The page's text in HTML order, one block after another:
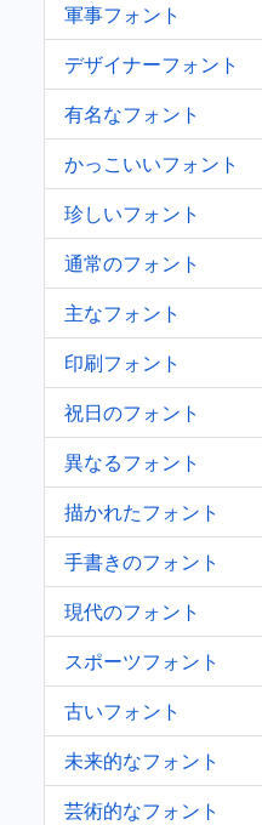
軍事フォント
デザイナーフォント
有名なフォント
かっこいいフォント
珍しいフォント
通常のフォント
主なフォント
印刷フォント
祝日のフォント
異なるフォント
描かれたフォント
手書きのフォント
現代のフォント
スポーツフォント
古いフォント
未来的なフォント
芸術的なフォント